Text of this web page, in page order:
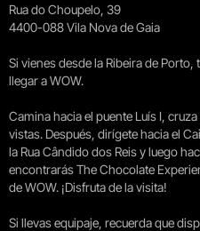
Rua do Choupelo, 39
4400-088 Vila Nova de Gaia
Si vienes desde la Ribeira de
llegar a WOW.
Camina hacia el puente Luís I,
vistas. Después, dirígete hacia el
la Rua Cândido dos Reis y luego
encontrarás The Chocolate
de WOW. ¡Disfruta de la visita!
Si llevas equipaje, recuerda que